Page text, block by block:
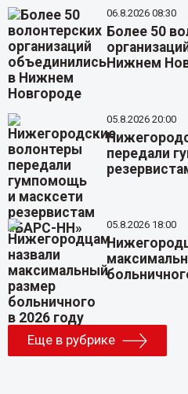
06.8.2026 08:30
Более 50
Нижнем
05.8.2026 20:00
передали
05.8.2026 18:00
Еще в рубрике